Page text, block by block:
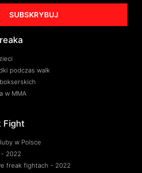
SUBSKRYBUJ
podczas walk
w MMA
Fight
w Polsce
- 2022
freak fightach - 2022